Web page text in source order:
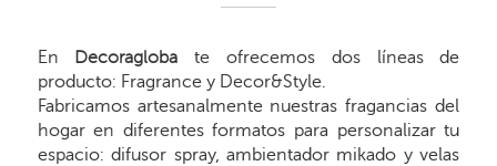
En Decoragloba te ofrecemos dos líneas de
producto: Fragrance y Decor&Style.
Fabricamos artesanalmente nuestras fragancias del
hogar en diferentes formatos para personalizar tu
espacio: difusor spray, ambientador mikado y velas